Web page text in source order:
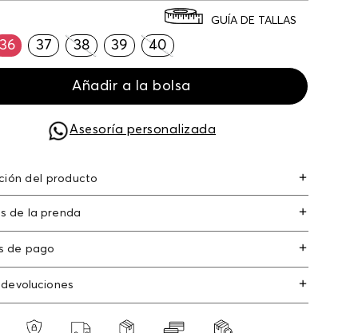
36 37 38 39 40
GUÍA DE TALLAS
Añadir a la bolsa
Asesoría personalizada
del producto
tira al talon stiletto croco tira en el talon
de la prenda
de pago
de crédito: Visa, Dinners, Master Card y
débito: Maestro, Electron.
devoluciones